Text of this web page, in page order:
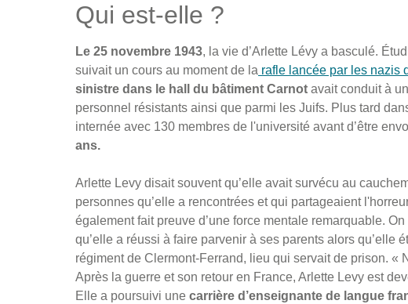
Qui est-elle ?
Le 25 novembre 1943, la vie d’Arlette Lévy a basculé.
suivait un cours au moment de la rafle lancée par les nazis
sinistre dans le hall du bâtiment Carnotavait conduit à
personnel résistants ainsi que parmi les Juifs. Plus tard
internée avec 130 membres de l'université avant d’être
ans.
Arlette Levy disait souvent qu’elle avait survécu au
personnes qu’elle a rencontrées et qui partageaient
également fait preuve d’une force mentale remarquable.
qu’elle a réussi à faire parvenir à ses parents alors qu’elle
régiment de Clermont-Ferrand, lieu qui servait de prison. «
Après la guerre et son retour en France, Arlette Levy est
Elle a poursuivi une carrière d’enseignante de langue